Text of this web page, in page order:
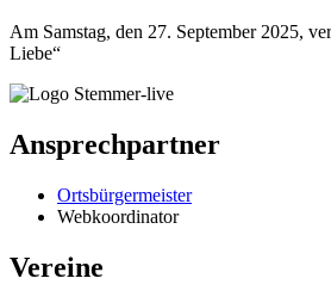
Am Samstag, den 27. September 2025,
Liebe“
Ansprechpartner
Ortsbürgermeister
Webkoordinator
Vereine